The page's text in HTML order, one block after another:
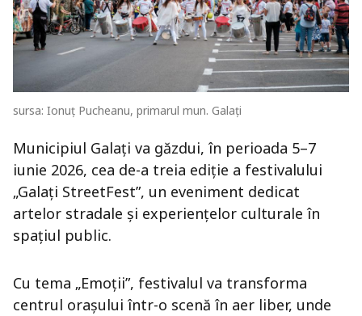
sursa: Ionuț Pucheanu, primarul mun. Galați
Municipiul Galați va găzdui, în perioada 5–7
iunie 2026, cea de-a treia ediție a festivalului
„Galați StreetFest”, un eveniment dedicat
artelor stradale și experiențelor culturale în
spațiul public.
Cu tema „Emoții”, festivalul va transforma
centrul orașului într-o scenă în aer liber, unde